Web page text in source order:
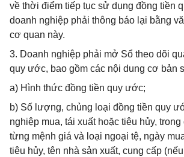
về thời điểm tiếp tục sử dụng đồng tiền
doanh nghiệp phải thông báo lại bằng
cơ quan này.
3. Doanh nghiệp phải mở Sổ theo dõi
quy ước, bao gồm các nội dung cơ bản
a) Hình thức đồng tiền quy ước;
b) Số lượng, chủng loại đồng tiền quy
nghiệp mua, tái xuất hoặc tiêu hủy, trong
từng mệnh giá và loại ngoại tệ, ngày
tiêu hủy, tên nhà sản xuất, cung cấp